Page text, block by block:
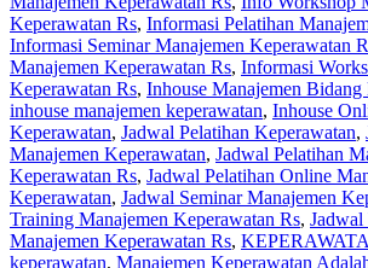
Keperawatan Rs, Informasi Pelatihan
Informasi Seminar Manajemen Keperawatan
Manajemen Keperawatan Rs, Informasi
Keperawatan Rs, Inhouse Manajemen Bidang
inhouse manajemen keperawatan, Inhouse
Keperawatan, Jadwal Pelatihan Keperawatan,
Manajemen Keperawatan, Jadwal Pelatihan
Keperawatan Rs, Jadwal Pelatihan Online
Keperawatan, Jadwal Seminar Manajemen
Training Manajemen Keperawatan Rs,
Manajemen Keperawatan Rs,
keperawatan, Manajemen Keperawatan